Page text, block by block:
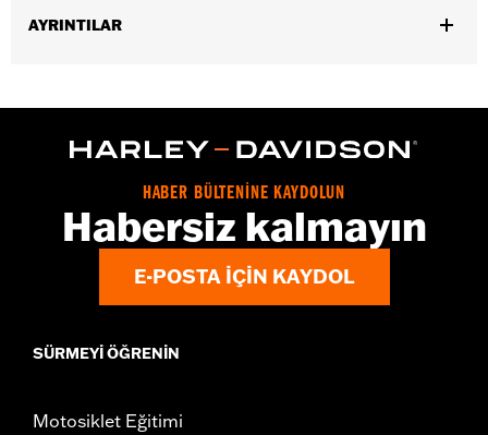
AYRINTILAR
WARRANTY:2 year limited warranty � Go towww.h-
Imported
HABER BÜLTENİNE KAYDOLUN
Habersiz kalmayın
E-POSTA IÇIN KAYDOL
SÜRMEYI ÖĞRENIN
Motosiklet Eğitimi